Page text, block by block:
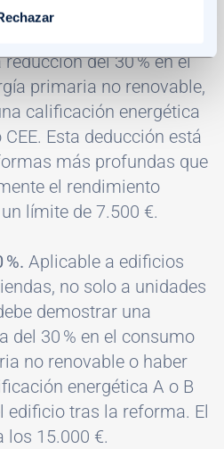
del 30 % en el
primaria no renovable,
calificación energética
Esta deducción está
más profundas que
el rendimiento
límite de 7.500 €.
Aplicable a edificios
no solo a unidades
demostrar una
del 30 % en el consumo
no renovable o haber
energética A o B
edificio tras la reforma. El
los 15.000 €.